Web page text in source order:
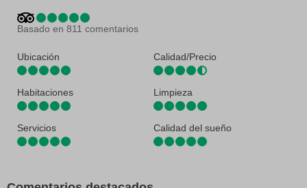
Salón de banquetes
Terraza
Basado en 811 comentarios
Ubicación Calidad/Precio
Habitaciones Limpieza
Servicios Calidad del sueño